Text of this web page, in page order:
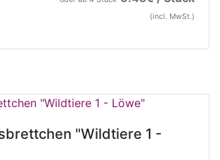
(incl. MwSt.)
"Wildtiere 1 -